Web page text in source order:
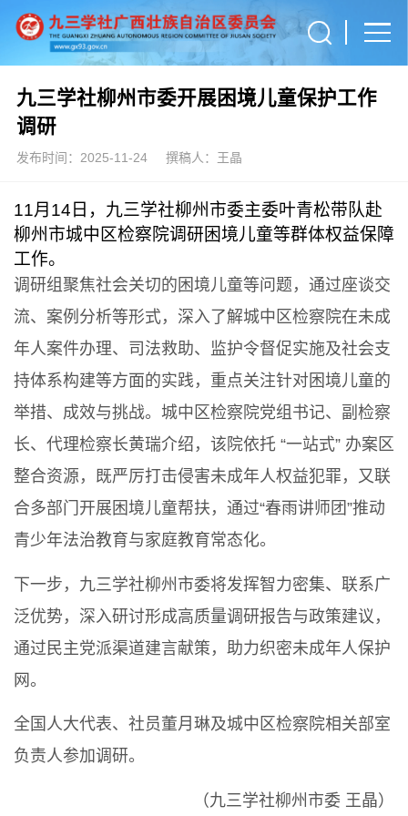
九三学社柳州市委开展困境儿童保护工作
调研
发布时间：2025-11-24 撰稿人：王晶
11月14日，九三学社柳州市委主委叶青松带队赴
柳州市城中区检察院调研困境儿童等群体权益保障
工作。
调研组聚焦社会关切的困境儿童等问题，通过座谈交
流、案例分析等形式，深入了解城中区检察院在未成
年人案件办理、司法救助、监护令督促实施及社会支
持体系构建等方面的实践，重点关注针对困境儿童的
举措、成效与挑战。城中区检察院党组书记、副检察
长、代理检察长黄瑞介绍，该院依托 “一站式” 办案区
整合资源，既严厉打击侵害未成年人权益犯罪，又联
合多部门开展困境儿童帮扶，通过“春雨讲师团”推动
青少年法治教育与家庭教育常态化。
下一步，九三学社柳州市委将发挥智力密集、联系广
泛优势，深入研讨形成高质量调研报告与政策建议，
通过民主党派渠道建言献策，助力织密未成年人保护
网。
全国人大代表、社员董月琳及城中区检察院相关部室
负责人参加调研。
（九三学社柳州市委 王晶）